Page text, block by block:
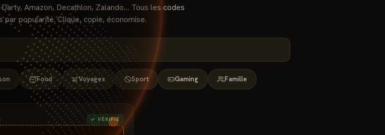
Amazon, Decathlon, Zalando… Tous les codes
par popularité. Clique, copie, économise.
Food Voyages Sport Gaming Famille
✓ VÉRIFIÉ